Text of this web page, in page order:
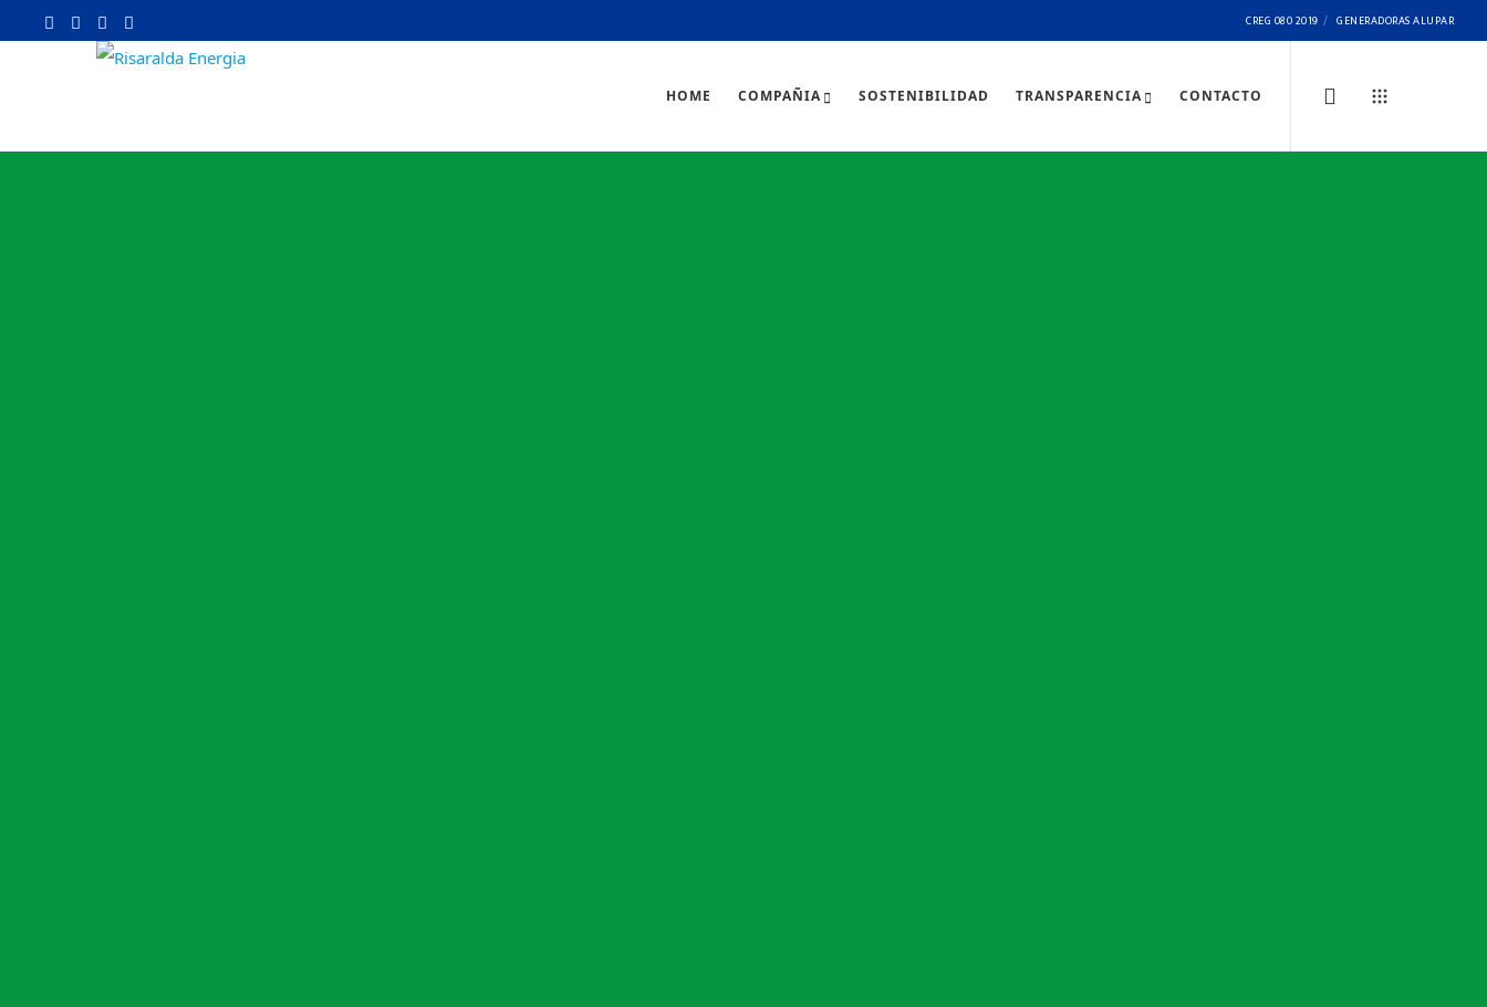
CREG 080 2019 GENERADORAS ALUPAR
HOME COMPAÑIA SOSTENIBILIDAD TRANSPARENCIA CONTACTO